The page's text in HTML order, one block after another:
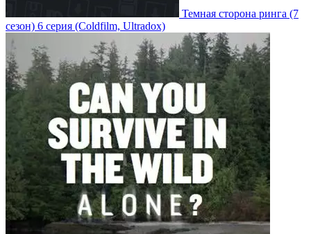
Темная сторона ринга (7
сезон) 6 серия (Coldfilm, Ultradox)